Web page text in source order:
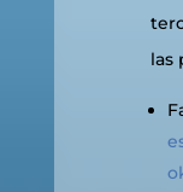
las